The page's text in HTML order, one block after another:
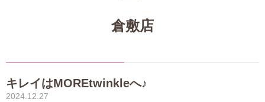
倉敷店
キレイはMOREtwinkleへ♪
2024.12.27